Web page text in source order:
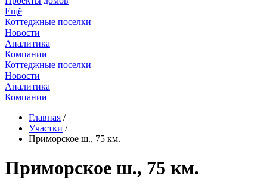
Ещё
Коттеджные поселки
Новости
Аналитика
Компании
Коттеджные поселки
Новости
Аналитика
Компании
Главная /
Участки /
Приморское ш., 75 км.
Приморское ш., 75 км.